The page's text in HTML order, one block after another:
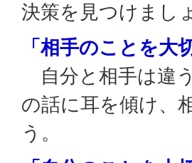
決策を見つけまし
「相手のことを大
自分と相手は違
の話に耳を傾け、
う。